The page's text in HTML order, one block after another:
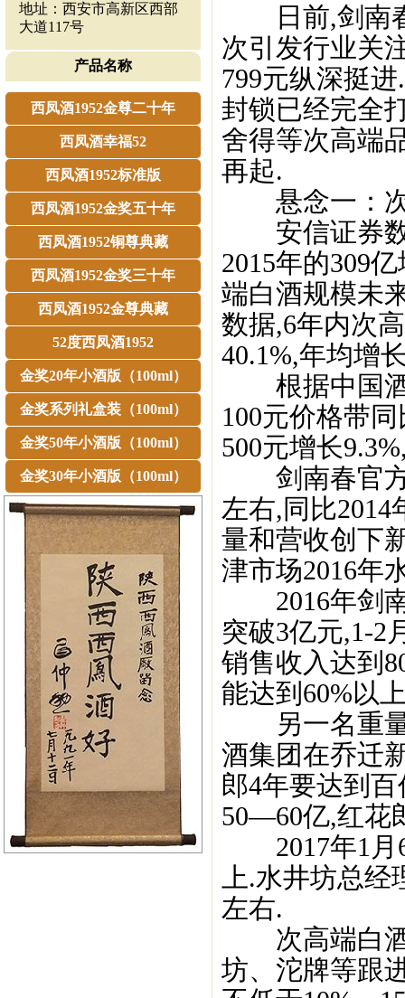
地址：西安市高新区西部
大道117号
产品名称
西凤酒1952金尊二十年
西凤酒幸福52
西凤酒1952标准版
西凤酒1952金奖五十年
西凤酒1952铜尊典藏
西凤酒1952金奖三十年
西凤酒1952金尊典藏
52度西凤酒1952
金奖20年小酒版（100ml）
金奖系列礼盒装（100ml）
金奖50年小酒版（100ml）
金奖30年小酒版（100ml）
日前,剑南春
次引发行业关
799元纵深挺
封锁已经完全
舍得等次高端
再起.
悬念一：次
安信证券数
2015年的309
端白酒规模未
数据,6年内次
40.1%,年均增
根据中国酒
100元价格带
500元增长
剑南春官方
左右,同比2014
量和营收创下
津市场2016年
2016年剑南
突破3亿元,1-2
销售收入达到
能达到60%以
另一名重量
酒集团在乔迁
郎4年要达到
50—60亿,红花
2017年1月6
上.水井坊总经
左右.
次高端白酒
坊、沱牌等跟